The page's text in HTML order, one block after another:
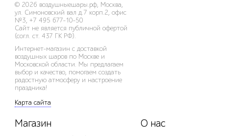
© 2026 воздушныешары.рф, Москва,
ул. Симоновский вал д.7 корп.2, офис
№3, +7 495 677-10-50
Сайт не является публичной офертой
(согл. ст. 437 ГК РФ).
Интернет-магазин с доставкой
воздушных шаров по Москве и
Московской области. Мы предлагаем
выбор и качество, помогаем создать
радостную атмосферу и настроение
праздника!
Карта сайта
Магазин О нас